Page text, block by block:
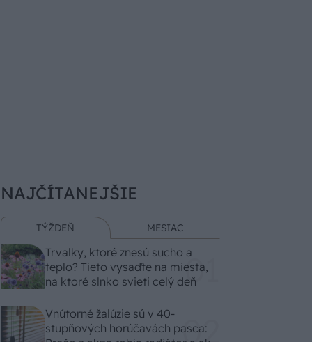
NAJČÍTANEJŠIE
TÝŽDEŇ MESIAC
Trvalky, ktoré znesú sucho a
teplo? Tieto vysaďte na miesta,
na ktoré slnko svieti celý deň
Vnútorné žalúzie sú v 40-
stupňových horúčavách pasca: